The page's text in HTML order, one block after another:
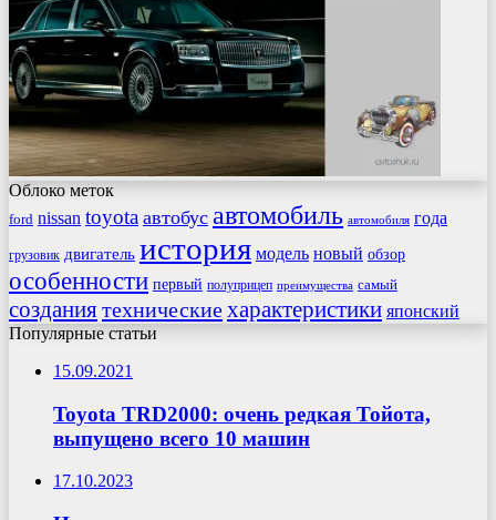
Облоко меток
ford nissan toyota автобус автомобиль автомобиля года
грузовик двигатель история модель новый обзор
особенности первый полуприцеп преимущества самый
созданиятехническиехарактеристики японский
Популярные статьи
15.09.2021
Toyota TRD2000: очень редкая Тойота,
выпущено всего 10 машин
17.10.2023